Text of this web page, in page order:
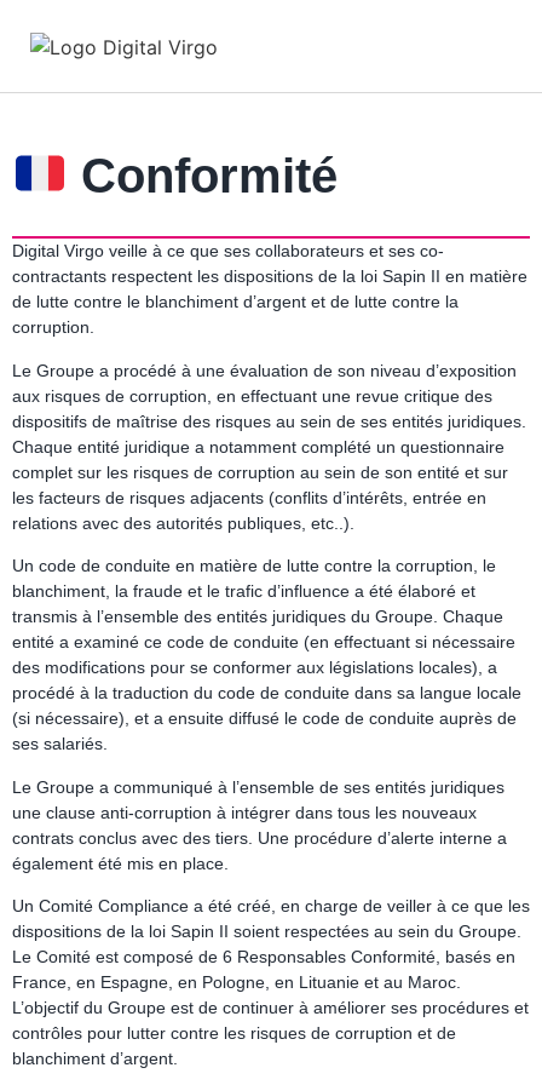
Conformité
Digital Virgo veille à ce que ses collaborateurs et ses co-
contractants respectent les dispositions de la loi Sapin II en matière
de lutte contre le blanchiment d’argent et de lutte contre la
corruption.
Le Groupe a procédé à une évaluation de son niveau d’exposition
aux risques de corruption, en effectuant une revue critique des
dispositifs de maîtrise des risques au sein de ses entités juridiques.
Chaque entité juridique a notamment complété un questionnaire
complet sur les risques de corruption au sein de son entité et sur
les facteurs de risques adjacents (conflits d’intérêts, entrée en
relations avec des autorités publiques, etc..).
Un code de conduite en matière de lutte contre la corruption, le
blanchiment, la fraude et le trafic d’influence a été élaboré et
transmis à l’ensemble des entités juridiques du Groupe. Chaque
entité a examiné ce code de conduite (en effectuant si nécessaire
des modifications pour se conformer aux législations locales), a
procédé à la traduction du code de conduite dans sa langue locale
(si nécessaire), et a ensuite diffusé le code de conduite auprès de
ses salariés.
Le Groupe a communiqué à l’ensemble de ses entités juridiques
une clause anti-corruption à intégrer dans tous les nouveaux
contrats conclus avec des tiers. Une procédure d’alerte interne a
également été mis en place.
Un Comité Compliance a été créé, en charge de veiller à ce que les
dispositions de la loi Sapin II soient respectées au sein du Groupe.
Le Comité est composé de 6 Responsables Conformité, basés en
France, en Espagne, en Pologne, en Lituanie et au Maroc.
L’objectif du Groupe est de continuer à améliorer ses procédures et
contrôles pour lutter contre les risques de corruption et de
blanchiment d’argent.